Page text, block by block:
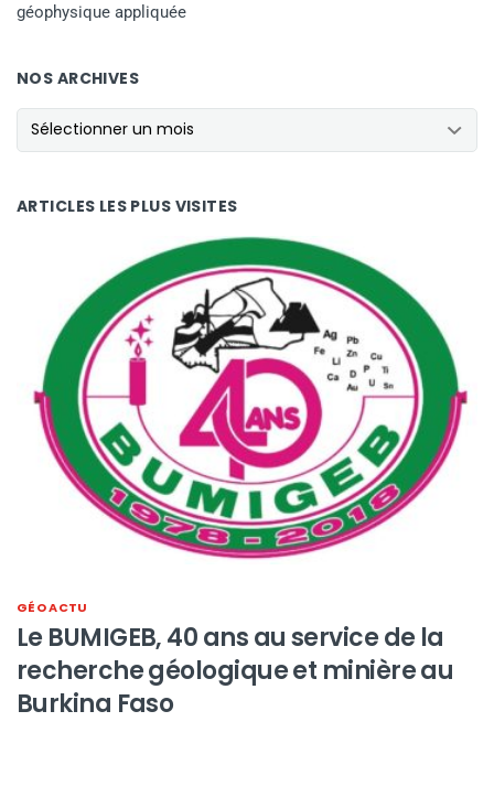
géophysique appliquée
NOS ARCHIVES
ARTICLES LES PLUS VISITES
GÉO ACTU
Le BUMIGEB, 40 ans au service de la
recherche géologique et minière au
Burkina Faso